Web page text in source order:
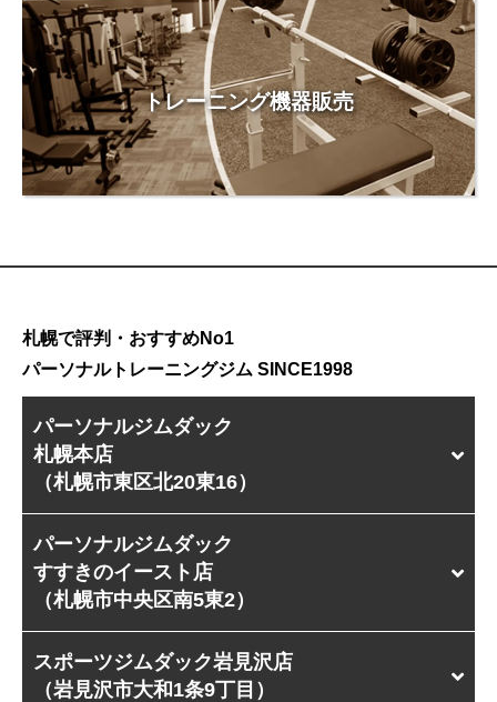
トレーニング機器販売
札幌で評判・おすすめNo1
パーソナルトレーニングジム SINCE1998
パーソナルジムダック
札幌本店
（札幌市東区北20東16）
パーソナルジムダック
すすきのイースト店
（札幌市中央区南5東2）
スポーツジムダック岩見沢店
（岩見沢市大和1条9丁目）